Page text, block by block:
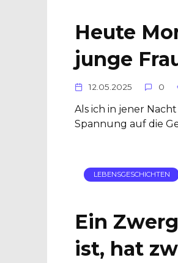
Heute
junge
12.05.2025 0
Als ich in jener
Spannung auf die
LEBENSGESCHICHTEN
Ein
ist, hat